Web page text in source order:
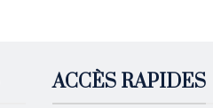
ACCÈS RAPIDES